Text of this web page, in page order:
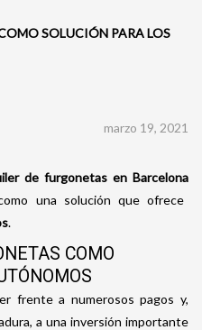
SOLUCIÓN PARA LOS
marzo 19, 2021
de furgonetas en Barcelona
una solución que ofrece
.
COMO
frente a numerosos pagos y,
a una inversión importante